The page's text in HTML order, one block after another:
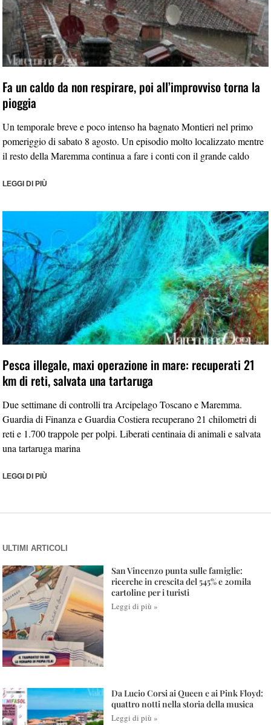
Fa un caldo da non respirare, poi all’improvviso torna la
pioggia
Un temporale breve e poco intenso ha bagnato Montieri nel primo
pomeriggio di sabato 8 agosto. Un episodio molto localizzato mentre
il resto della Maremma continua a fare i conti con il grande caldo
LEGGI DI PIÙ
Pesca illegale, maxi operazione in mare: recuperati 21
km di reti, salvata una tartaruga
Due settimane di controlli tra Arcipelago Toscano e Maremma.
Guardia di Finanza e Guardia Costiera recuperano 21 chilometri di
reti e 1.700 trappole per polpi. Liberati centinaia di animali e salvata
una tartaruga marina
LEGGI DI PIÙ
ULTIMI ARTICOLI
San Vincenzo punta sulle famiglie:
ricerche in crescita del 545% e 20mila
cartoline per i turisti
Leggi di più »
Da Lucio Corsi ai Queen e ai Pink Floyd:
quattro notti nella storia della musica
Leggi di più »